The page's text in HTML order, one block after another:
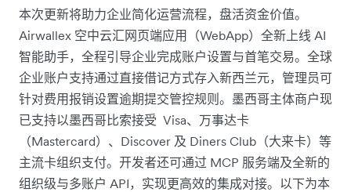
本次更新将助力企业简化运营流程，盘活资金价值。
Airwallex 空中云汇网页端应用（WebApp）全新上线 AI
智能助手，全程引导企业完成账户设置与首笔交易。全球
企业账户支持通过直接借记方式存入新西兰元，管理员可
针对费用报销设置逾期提交管控规则。墨西哥主体商户现
已支持以墨西哥比索接受 Visa、万事达卡
（Mastercard）、Discover 及 Diners Club（大来卡）等
主流卡组织支付。开发者还可通过 MCP 服务端及全新的
组织级与多账户 API，实现更高效的集成对接。以下为本